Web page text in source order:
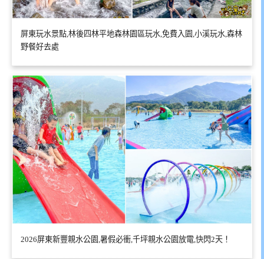
屏東玩水景點,林後四林平地森林園區玩水,免費入園,小溪玩水,森林
野餐好去處
2026屏東新豐親水公園,暑假必衝,千坪親水公園放電,快閃2天！